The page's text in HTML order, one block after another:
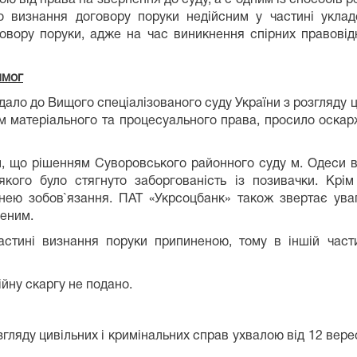
договору поруки недійсним у частині
поруки, адже на час виникнення спірних
до Вищого спеціалізованого суду України з розгляду
та процесуального права, просило
що рішенням Суворовського районного суду м. Одеси
було стягнуто заборгованість із позивачки.
зобов`язання. ПАТ «Укрсоцбанк» також звертає
визнання поруки припиненою, тому в іншій
скаргу не подано.
цивільних і кримінальних справ ухвалою від 12